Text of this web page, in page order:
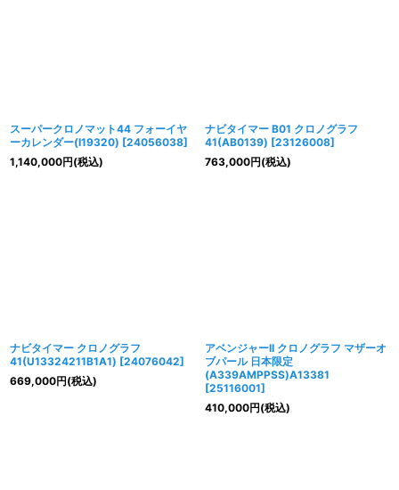
スーパークロノマット44 フォーイヤ
ーカレンダー(I19320) [24056038]
1,140,000円(税込)
ナビタイマー B01 クロノグラフ
41(AB0139) [23126008]
763,000円(税込)
ナビタイマー クロノグラフ
41(U13324211B1A1) [24076042]
669,000円(税込)
アベンジャーII クロノグラフ マザーオ
ブパール 日本限定
(A339AMPPSS)A13381
[25116001]
410,000円(税込)